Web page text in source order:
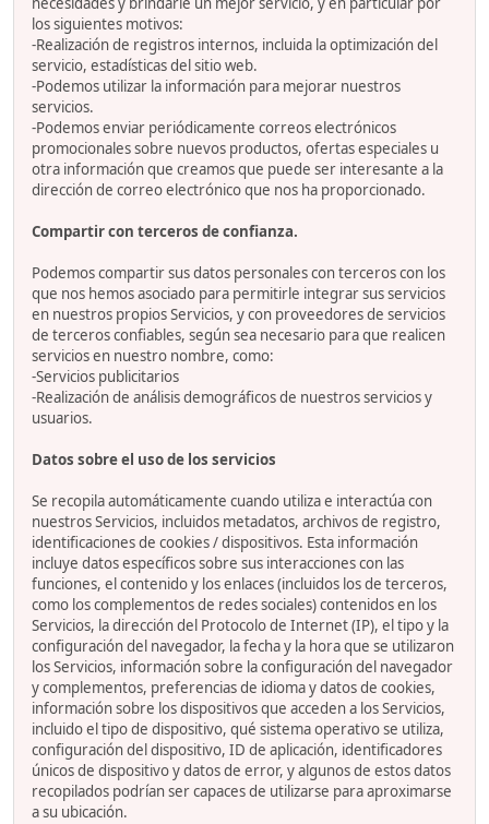
los siguientes motivos:
-Realización de registros internos, incluida la optimización del
servicio, estadísticas del sitio web.
-Podemos utilizar la información para mejorar nuestros
servicios.
-Podemos enviar periódicamente correos electrónicos
promocionales sobre nuevos productos, ofertas especiales u
otra información que creamos que puede ser interesante a la
dirección de correo electrónico que nos ha proporcionado.
Compartir con terceros de confianza.
Podemos compartir sus datos personales con terceros con los
que nos hemos asociado para permitirle integrar sus servicios
en nuestros propios Servicios, y con proveedores de servicios
de terceros confiables, según sea necesario para que realicen
servicios en nuestro nombre, como:
-Servicios publicitarios
-Realización de análisis demográficos de nuestros servicios y
usuarios.
Datos sobre el uso de los servicios
Se recopila automáticamente cuando utiliza e interactúa con
nuestros Servicios, incluidos metadatos, archivos de registro,
identificaciones de cookies / dispositivos. Esta información
incluye datos específicos sobre sus interacciones con las
funciones, el contenido y los enlaces (incluidos los de terceros,
como los complementos de redes sociales) contenidos en los
Servicios, la dirección del Protocolo de Internet (IP), el tipo y la
configuración del navegador, la fecha y la hora que se utilizaron
los Servicios, información sobre la configuración del navegador
y complementos, preferencias de idioma y datos de cookies,
información sobre los dispositivos que acceden a los Servicios,
incluido el tipo de dispositivo, qué sistema operativo se utiliza,
configuración del dispositivo, ID de aplicación, identificadores
únicos de dispositivo y datos de error, y algunos de estos datos
recopilados podrían ser capaces de utilizarse para aproximarse
a su ubicación.